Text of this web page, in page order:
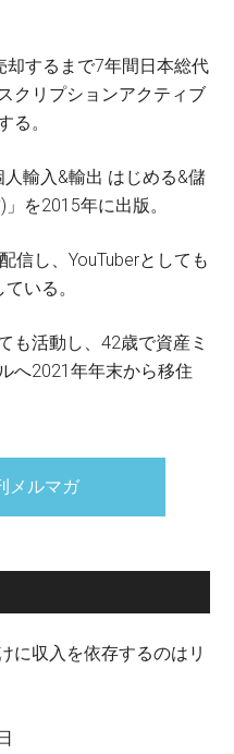
却するまで7年間日本総代
クリプションアクティブ
る。
輸入&輸出 はじめる&儲
を2015年に出版。
信し、YouTuberとしても
いる。
も活動し、42歳で資産ミ
へ2021年年末から移住
メルマガ
に収入を依存するのはリ